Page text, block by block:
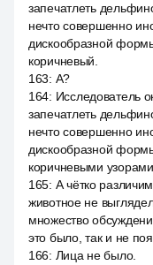
запечатлеть
нечто совершенно
дискообразной
коричневый.
163: А?
164: Исследователь
запечатлеть
нечто совершенно
дискообразной
коричневыми узорами.
165: А чётко
животное не
множество
это было, так и не
166: Лица не было.